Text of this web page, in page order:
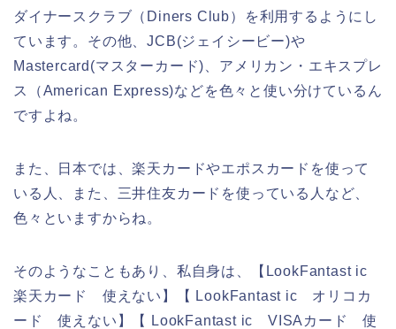
ダイナースクラブ（Diners Club）を利用するようにし
ています。その他、JCB(ジェイシービー)や
Mastercard(マスターカード)、アメリカン・エキスプレ
ス（American Express)などを色々と使い分けているん
ですよね。
また、日本では、楽天カードやエポスカードを使って
いる人、また、三井住友カードを使っている人など、
色々といますからね。
そのようなこともあり、私自身は、【LookFantast ic
楽天カード 使えない】【 LookFantast ic オリコカ
ード 使えない】【 LookFantast ic VISAカード 使